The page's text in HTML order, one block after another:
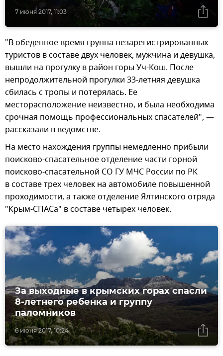
7 июня 2017, 11:03
"В обеденное время группа незарегистрированных
туристов в составе двух человек, мужчина и девушка,
вышли на прогулку в район горы Уч-Кош. После
непродолжительной прогулки 33-летняя девушка
сбилась с тропы и потерялась. Ее
месторасположение неизвестно, и была необходима
срочная помощь профессиональных спасателей", —
рассказали в ведомстве.
На место нахождения группы немедленно прибыли
поисково-спасательное отделение части горной
поисково-спасательной СО ГУ МЧС России по РК
в составе трех человек на автомобиле повышенной
проходимости, а также отделение Ялтинского отряда
"Крым-СПАСа" в составе четырех человек.
6 июня 2017, 10:24
За выходные в крымских горах спасли
8-летнего ребенка и группу
паломников